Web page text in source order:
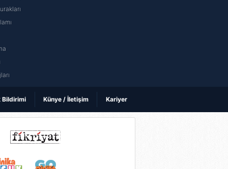
Bildirimi Künye / İletişim Kariyer